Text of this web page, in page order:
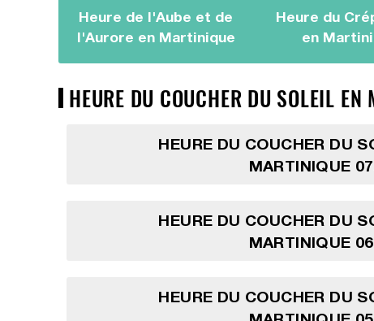
Heure de l'Aube et de
l'Aurore en Martinique
Heure du
en
HEURE DU COUCHER DU SOLEIL
HEURE DU COUCHER DU
MARTINIQUE
HEURE DU COUCHER DU
MARTINIQUE
HEURE DU COUCHER DU